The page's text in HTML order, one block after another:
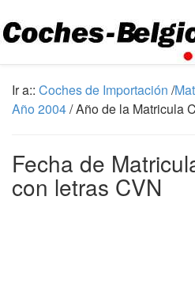
Ir a:: Coches de Importación /
Año 2004/ Año de la Matricula
Fecha de
con letras CVN